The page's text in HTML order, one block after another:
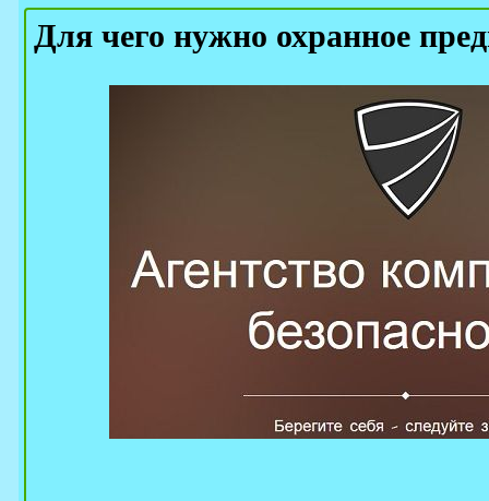
Для чего нужно охранное